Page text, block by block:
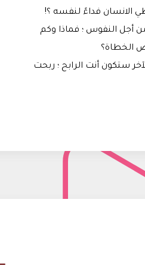
الانسان فداءً لنفسه ؟!
أجل النفوس ؛ فماذا وكم
الخطاة؟
ستكون أنت الرابح ؛ ربحت